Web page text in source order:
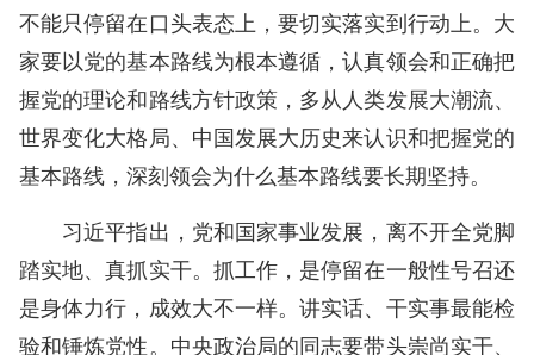
不能只停留在口头表态上，要切实落实到行动上。大
家要以党的基本路线为根本遵循，认真领会和正确把
握党的理论和路线方针政策，多从人类发展大潮流、
世界变化大格局、中国发展大历史来认识和把握党的
基本路线，深刻领会为什么基本路线要长期坚持。
习近平指出，党和国家事业发展，离不开全党脚
踏实地、真抓实干。抓工作，是停留在一般性号召还
是身体力行，成效大不一样。讲实话、干实事最能检
验和锤炼党性。中央政治局的同志要带头崇尚实干、